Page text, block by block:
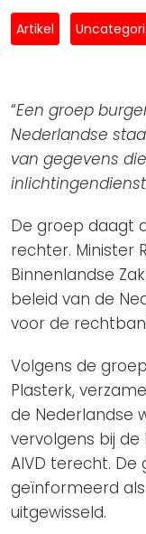
PSD2-me-niet
Nieuwsbrieven
Privacybeleid
ANBI Status
Playlist
Artikel
“Een groep
Nederlandse
van gegevens
inlichtingendienst
De groep daagt
rechter. Minister
Binnenlandse
beleid van de
voor de
Volgens de
Plasterk,
de Nederlandse
vervolgens bij
AIVD terecht.
geïnformeerd
uitgewisseld.